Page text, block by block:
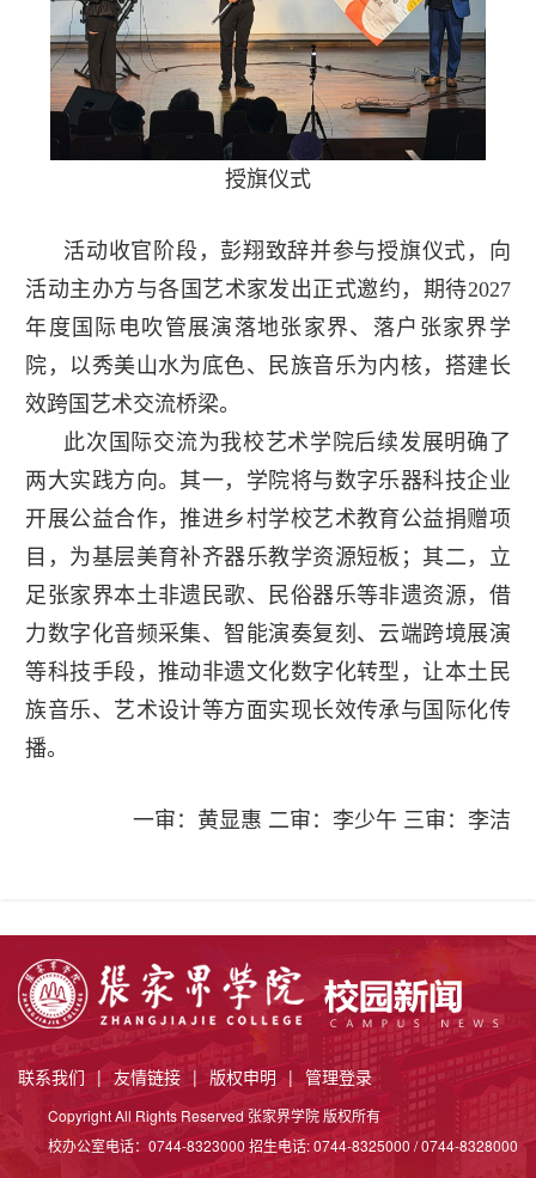
授旗仪式
活动收官阶段，彭翔致辞并参与授旗仪式，向
活动主办方与各国艺术家发出正式邀约，期待2027
年度国际电吹管展演落地张家界、落户张家界学
院，以秀美山水为底色、民族音乐为内核，搭建长
效跨国艺术交流桥梁。
此次国际交流为我校艺术学院后续发展明确了
两大实践方向。其一，学院将与数字乐器科技企业
开展公益合作，推进乡村学校艺术教育公益捐赠项
目，为基层美育补齐器乐教学资源短板；其二，立
足张家界本土非遗民歌、民俗器乐等非遗资源，借
力数字化音频采集、智能演奏复刻、云端跨境展演
等科技手段，推动非遗文化数字化转型，让本土民
族音乐、艺术设计等方面实现长效传承与国际化传
播。
一审：黄显惠 二审：李少午 三审：李洁
联系我们 | 友情链接 | 版权申明 | 管理登录
Copyright All Rights Reserved 张家界学院 版权所有
校办公室电话：0744-8323000 招生电话: 0744-8325000 / 0744-8328000